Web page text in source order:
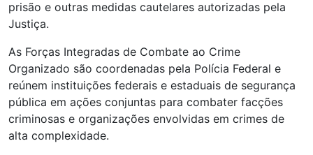
prisão e outras medidas cautelares autorizadas pela
Justiça.
As Forças Integradas de Combate ao Crime
Organizado são coordenadas pela Polícia Federal e
reúnem instituições federais e estaduais de segurança
pública em ações conjuntas para combater facções
criminosas e organizações envolvidas em crimes de
alta complexidade.